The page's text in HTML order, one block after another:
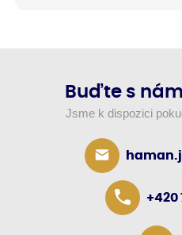
Buďte s
Jsme k dispozici
+420